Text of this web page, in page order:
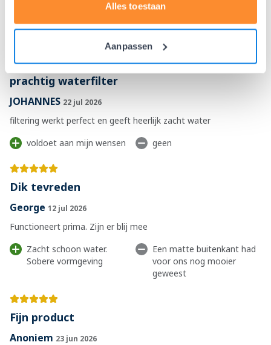
Alles toestaan
Aanpassen
prachtig waterfilter
JOHANNES 22 jul 2026
filtering werkt perfect en geeft heerlijk zacht water
voldoet aan mijn wensen
geen
Dik tevreden
George 12 jul 2026
Functioneert prima. Zijn er blij mee
Zacht schoon water.
Sobere vormgeving
Een matte buitenkant had
voor ons nog mooier
geweest
Fijn product
Anoniem 23 jun 2026